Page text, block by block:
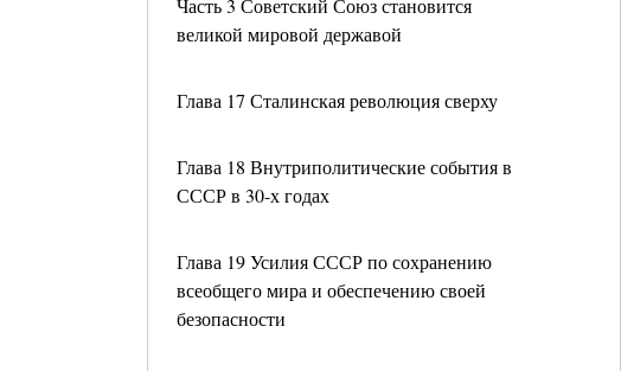
Часть 3 Советский Союз становится
великой мировой державой
Глава 17 Сталинская революция сверху
Глава 18 Внутриполитические события в
СССР в 30-х годах
Глава 19 Усилия СССР по сохранению
всеобщего мира и обеспечению своей
безопасности